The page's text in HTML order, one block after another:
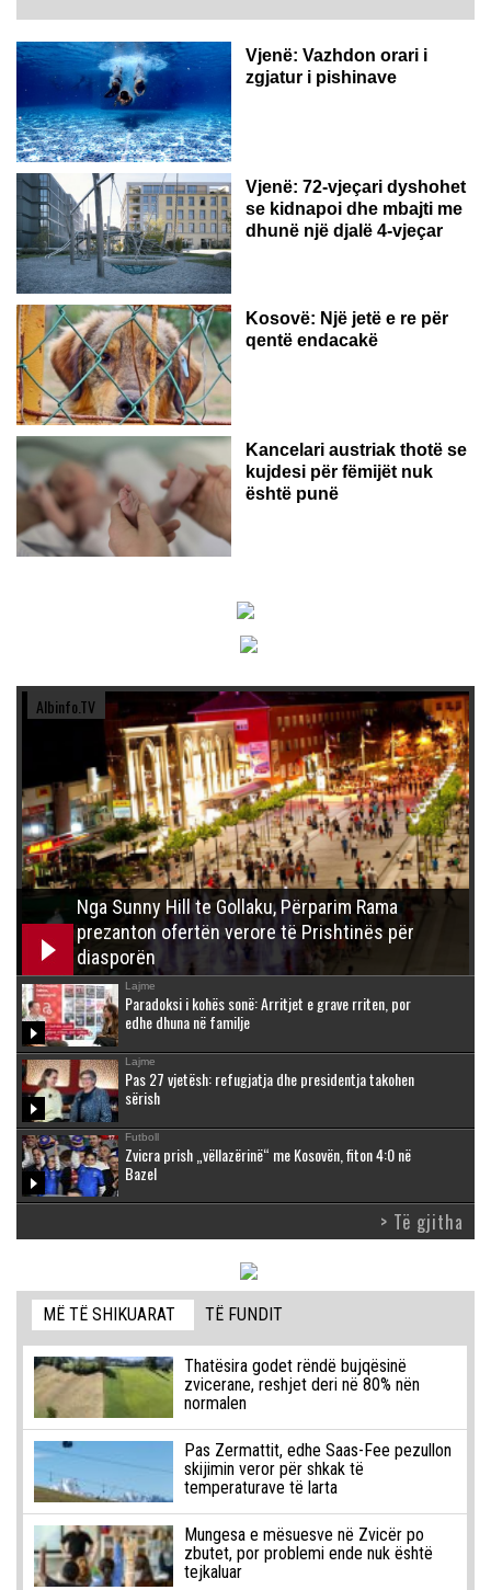
Vjenë: Vazhdon orari i
zgjatur i pishinave
Vjenë: 72-vjeçari dyshohet
se kidnapoi dhe mbajti me
dhunë një djalë 4-vjeçar
Kosovë: Një jetë e re për
qentë endacakë
Kancelari austriak thotë se
kujdesi për fëmijët nuk
është punë
Albinfo.TV
Nga Sunny Hill te Gollaku, Përparim Rama
prezanton ofertën verore të Prishtinës për
diasporën
Lajme
Paradoksi i kohës sonë: Arritjet e grave rriten, por
edhe dhuna në familje
Lajme
Pas 27 vjetësh: refugjatja dhe presidentja takohen
sërish
Futboll
Zvicra prish „vëllazërinë“ me Kosovën, fiton 4:0 në
Bazel
> Të gjitha
MË TË SHIKUARAT TË FUNDIT
Thatësira godet rëndë bujqësinë
zvicerane, reshjet deri në 80% nën
normalen
Pas Zermattit, edhe Saas-Fee pezullon
skijimin veror për shkak të
temperaturave të larta
Mungesa e mësuesve në Zvicër po
zbutet, por problemi ende nuk është
tejkaluar